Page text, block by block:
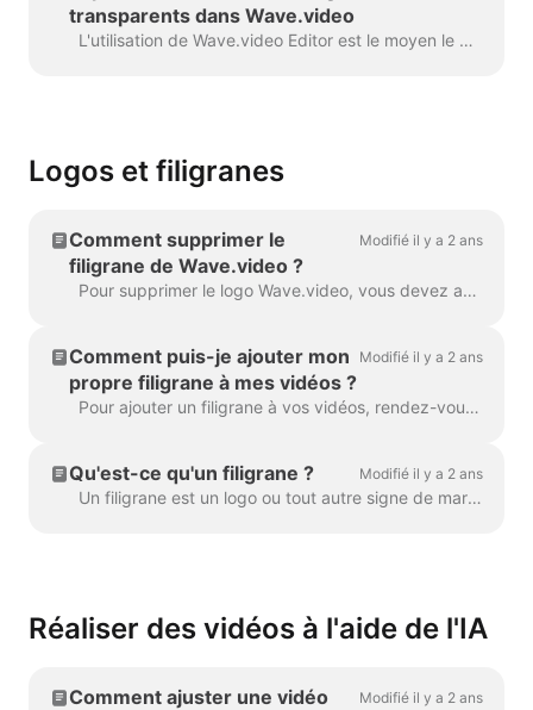
transparents dans Wave.video
L'utilisation de Wave.video Editor est le moyen le plus simple de créer ou de personnaliser des éléments transparents ou de marque pour votre vidéo, des incrustations personnalisées, des ...
Logos et filigranes
Comment supprimer le
filigrane de Wave.video ?
Modifié il y a 2 ans
Pour supprimer le logo Wave.video, vous devez avoir l'un de nos plans. Vous pouvez consulter tous les plans ici . Dans 'Mes projets', cliquez sur les trois points pour ouvrir Play...
Comment puis-je ajouter mon
propre filigrane à mes vidéos ?
Modifié il y a 2 ans
Pour ajouter un filigrane à vos vidéos, rendez-vous à l'étape " Filigrane " et téléchargez l'image que vous souhaitez voir apparaître en filigrane. Une fois que vous...
Qu'est-ce qu'un filigrane ? Modifié il y a 2 ans
Un filigrane est un logo ou tout autre signe de marque qui est affiché tout au long de votre vidéo. Avec l'aide du filigrane, vous pouvez marquer vos vidéos d'une...
Réaliser des vidéos à l'aide de l'IA
Comment ajuster une vidéo
Modifié il y a 2 ans